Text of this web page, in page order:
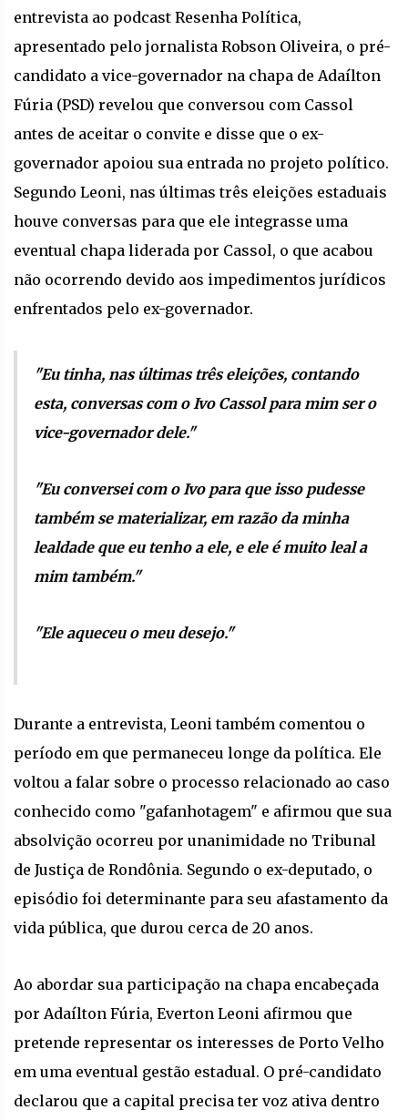
entrevista ao podcast Resenha Política,
apresentado pelo jornalista Robson Oliveira, o pré-
candidato a vice-governador na chapa de Adaílton
Fúria (PSD) revelou que conversou com Cassol
antes de aceitar o convite e disse que o ex-
governador apoiou sua entrada no projeto político.
Segundo Leoni, nas últimas três eleições estaduais
houve conversas para que ele integrasse uma
eventual chapa liderada por Cassol, o que acabou
não ocorrendo devido aos impedimentos jurídicos
enfrentados pelo ex-governador.
"Eu tinha, nas últimas três eleições, contando
esta, conversas com o Ivo Cassol para mim ser o
vice-governador dele."
"Eu conversei com o Ivo para que isso pudesse
também se materializar, em razão da minha
lealdade que eu tenho a ele, e ele é muito leal a
mim também."
"Ele aqueceu o meu desejo."
Durante a entrevista, Leoni também comentou o
período em que permaneceu longe da política. Ele
voltou a falar sobre o processo relacionado ao caso
conhecido como "gafanhotagem" e afirmou que sua
absolvição ocorreu por unanimidade no Tribunal
de Justiça de Rondônia. Segundo o ex-deputado, o
episódio foi determinante para seu afastamento da
vida pública, que durou cerca de 20 anos.
Ao abordar sua participação na chapa encabeçada
por Adaílton Fúria, Everton Leoni afirmou que
pretende representar os interesses de Porto Velho
em uma eventual gestão estadual. O pré-candidato
declarou que a capital precisa ter voz ativa dentro